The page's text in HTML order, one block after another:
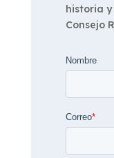
historia
Consejo